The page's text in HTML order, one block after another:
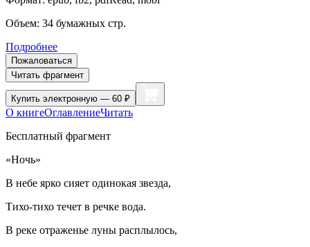
Объем: 34 бумажных стр.
Подробнее
Пожаловаться
Читать фрагмент
Купить электронную — 60 ₽
О книгеОглавлениеЧитать
Бесплатный фрагмент
«Ночь»
В небе ярко сияет одинокая звезда,
Тихо-тихо течет в речке вода.
В реке отраженье луны расплылось,